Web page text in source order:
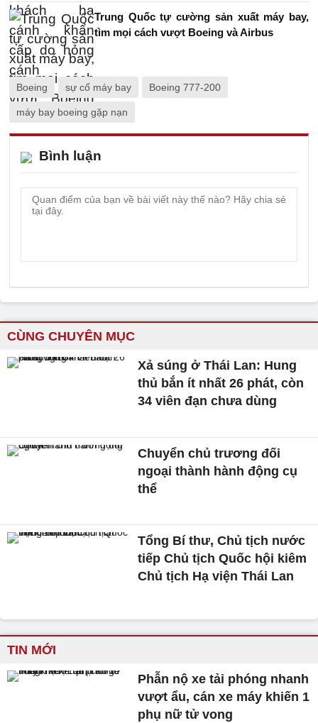
Trung Quốc tự cường sản xuất máy bay,
tìm mọi cách vượt Boeing và Airbus
Boeing sự cố máy bay Boeing 777-200
máy bay boeing gặp nạn
Bình luận
CÙNG CHUYÊN MỤC
Xả súng ở Thái Lan: Hung
thủ bắn ít nhất 26 phát, còn
34 viên đạn chưa dùng
Chuyển chủ trương đối
ngoại thành hành động cụ
thể
Tổng Bí thư, Chủ tịch nước
tiếp Chủ tịch Quốc hội kiêm
Chủ tịch Hạ viện Thái Lan
TIN MỚI
Phẫn nộ xe tải phóng nhanh
vượt ẩu, cán xe máy khiến 1
phụ nữ tử vong